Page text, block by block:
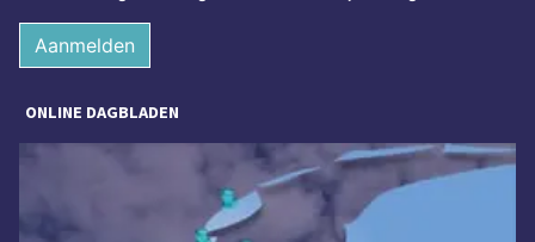
Aanmelden
ONLINE DAGBLADEN